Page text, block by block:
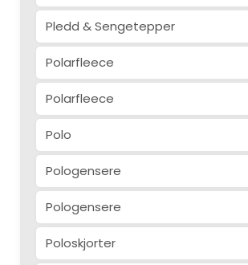
Pledd & Sengetepper
Polarfleece
Polarfleece
Polo
Pologensere
Pologensere
Poloskjorter